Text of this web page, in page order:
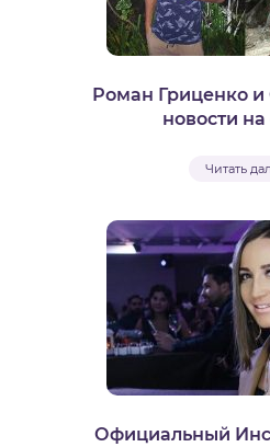
Роман Гриценко и
новости на
Читать
Официальный